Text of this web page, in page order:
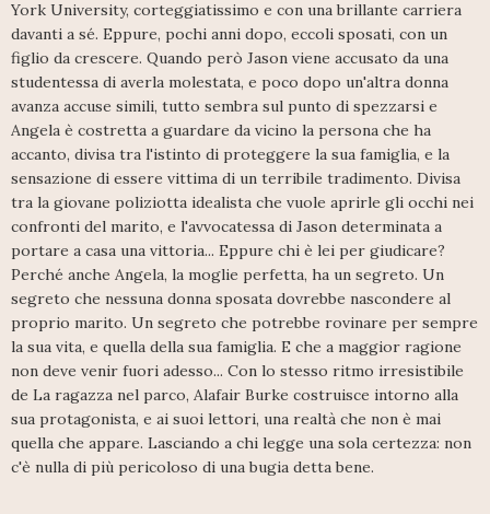
York University, corteggiatissimo e con una brillante carriera
davanti a sé. Eppure, pochi anni dopo, eccoli sposati, con un
figlio da crescere. Quando però Jason viene accusato da una
studentessa di averla molestata, e poco dopo un'altra donna
avanza accuse simili, tutto sembra sul punto di spezzarsi e
Angela è costretta a guardare da vicino la persona che ha
accanto, divisa tra l'istinto di proteggere la sua famiglia, e la
sensazione di essere vittima di un terribile tradimento. Divisa
tra la giovane poliziotta idealista che vuole aprirle gli occhi nei
confronti del marito, e l'avvocatessa di Jason determinata a
portare a casa una vittoria... Eppure chi è lei per giudicare?
Perché anche Angela, la moglie perfetta, ha un segreto. Un
segreto che nessuna donna sposata dovrebbe nascondere al
proprio marito. Un segreto che potrebbe rovinare per sempre
la sua vita, e quella della sua famiglia. E che a maggior ragione
non deve venir fuori adesso... Con lo stesso ritmo irresistibile
de La ragazza nel parco, Alafair Burke costruisce intorno alla
sua protagonista, e ai suoi lettori, una realtà che non è mai
quella che appare. Lasciando a chi legge una sola certezza: non
c'è nulla di più pericoloso di una bugia detta bene.